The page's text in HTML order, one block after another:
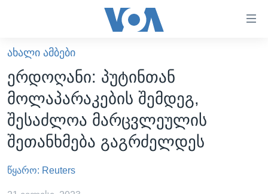
ხელმისაწვდომობისთვის
გადადით
მთავარზე
გადადით
მთავარ
ნავიგაციაზე
გადადით
ძიებაზე
ᲐᲮᲐᲚᲘ ᲐᲛᲑᲔᲑᲘ
ᲡᲐᲥᲐᲠᲗᲕᲔᲚᲝ
ᲐᲨᲨ
ᲐᲨᲨ-ᲘᲡ ᲐᲠᲩᲔᲕᲜᲔᲑᲘ 2024
ᲛᲡᲝᲤᲚᲘᲝ
ᲐᲮᲐᲚᲘ ᲐᲛᲑᲔᲑᲘ
ერდოღანი: პუტინთან
მოლაპარაკების შემდეგ,
შესაძლოა მარცვლეულის
შეთანხმება გაგრძელდეს
წყარო: Reuters